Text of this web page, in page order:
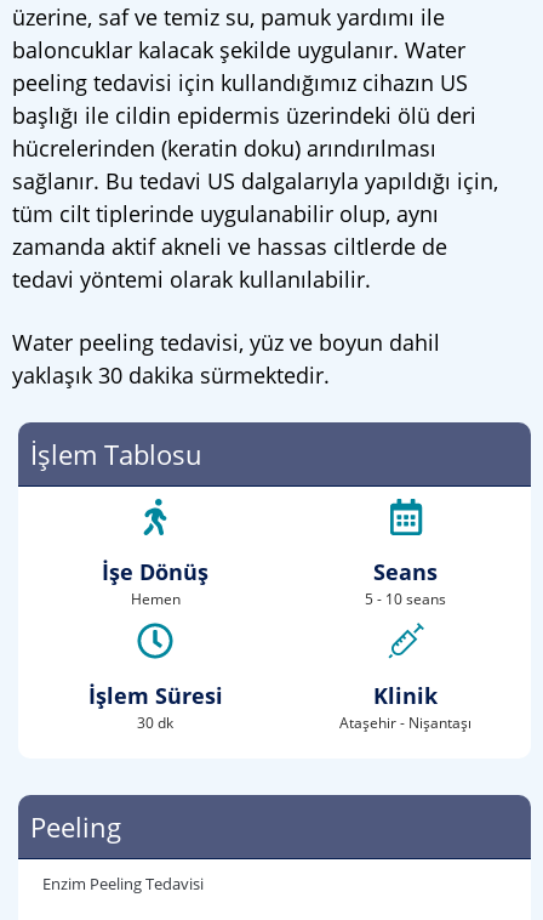
üzerine, saf ve temiz su, pamuk yardımı ile
baloncuklar kalacak şekilde uygulanır. Water
peeling tedavisi için kullandığımız cihazın US
başlığı ile cildin epidermis üzerindeki ölü deri
hücrelerinden (keratin doku) arındırılması
sağlanır. Bu tedavi US dalgalarıyla yapıldığı için,
tüm cilt tiplerinde uygulanabilir olup, aynı
zamanda aktif akneli ve hassas ciltlerde de
tedavi yöntemi olarak kullanılabilir.
Water peeling tedavisi, yüz ve boyun dahil
yaklaşık 30 dakika sürmektedir.
İşlem Tablosu
İşe Dönüş
Hemen
İşlem Süresi
30 dk
Seans
5 - 10 seans
Klinik
Ataşehir - Nişantaşı
Peeling
Enzim Peeling Tedavisi